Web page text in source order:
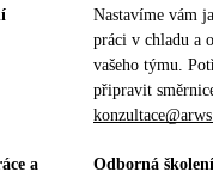
Nastavíme vám
práci v chladu a
vašeho týmu.
připravit
a
Odborná